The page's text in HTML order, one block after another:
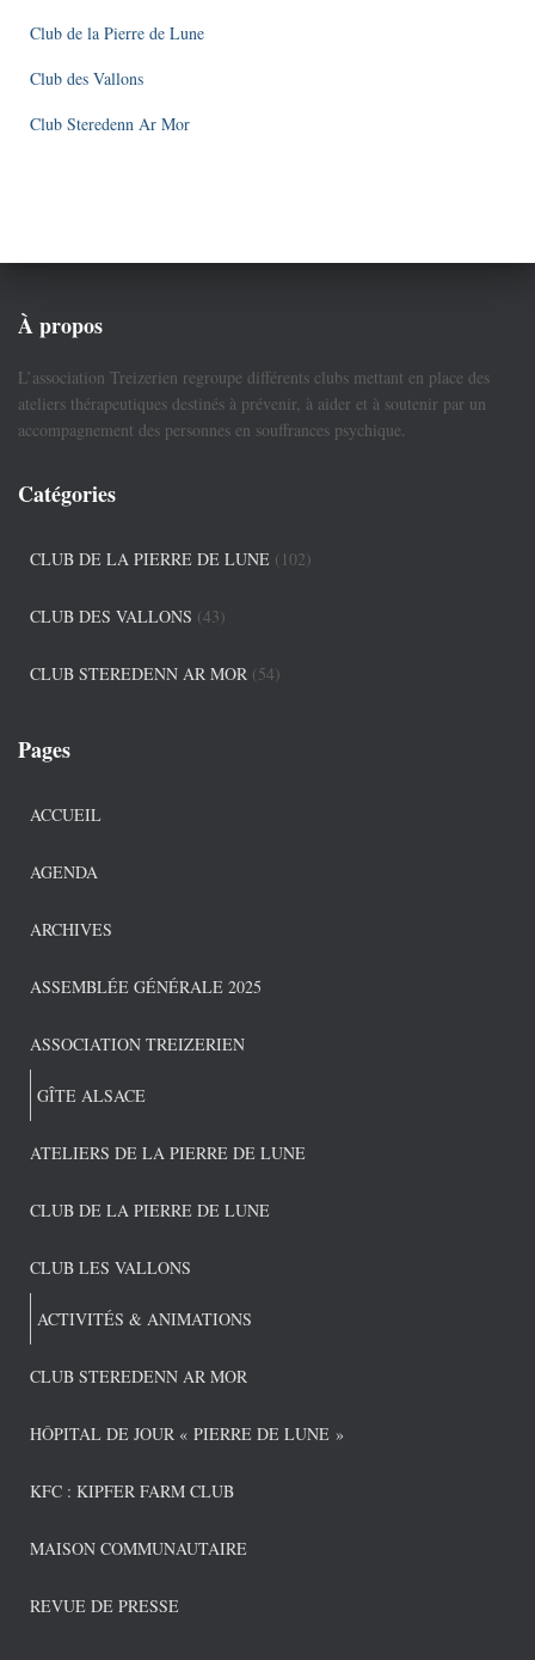
Club de la Pierre de Lune
Club des Vallons
Club Steredenn Ar Mor
À propos
L’association Treizerien regroupe différents clubs mettant en place des
ateliers thérapeutiques destinés à prévenir, à aider et à soutenir par un
accompagnement des personnes en souffrances psychique.
Catégories
CLUB DE LA PIERRE DE LUNE (102)
CLUB DES VALLONS (43)
CLUB STEREDENN AR MOR (54)
Pages
ACCUEIL
AGENDA
ARCHIVES
ASSEMBLÉE GÉNÉRALE 2025
ASSOCIATION TREIZERIEN
GÎTE ALSACE
ATELIERS DE LA PIERRE DE LUNE
CLUB DE LA PIERRE DE LUNE
CLUB LES VALLONS
ACTIVITÉS & ANIMATIONS
CLUB STEREDENN AR MOR
HÔPITAL DE JOUR « PIERRE DE LUNE »
KFC : KIPFER FARM CLUB
MAISON COMMUNAUTAIRE
REVUE DE PRESSE